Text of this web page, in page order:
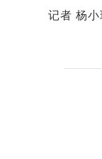
记者 杨小